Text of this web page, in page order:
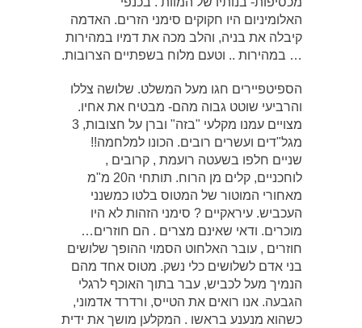
האלומיניום היו חקוקים סימני הזרים. האדמה
קיבלה את בניה, והלב מכה את דמיו במהירות
… במהירות .. וטעם מלוח בשפתיים הצרובות.
הספיטפיירים חגו מעל המשלט. שלושה צללו
והרביעי שוטט גבוה מהם- מבטיח את אחיו.
מצויים עמנו מקלעי "בזה" וברן על חצובות, 3
מגל"דים ועשרים רובים. הכונו למלחמה!!
שניים חלפו בשעטה רועמת , קרובים ,
לוחכניים, קלים מן הרוח. תותחי ה20 מ"מ
מאחורי המוטור של המטוס בלטו כמשנני
העכביש. עיראקיים ? סימני הזהות לא היו
מוכרים. ודאי שאינם מצרים . הם חוזרים…
חוזרים , עובר האלחוט הסמוי ההופך שלושים
בני אדם לשלושים כלי נשק. מטוס אחד מהם
הנמיך מעל לכביש, עבר בתוך האוכף לרגלי
הגבעה. אנו רואים את הטייס, ורדרד אדמוני,
כשהוא מנענע בראשו . המקלען מושך את ידית